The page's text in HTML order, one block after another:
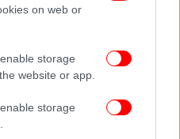
on web or
storage
website or app.
storage
βραχυχρόνιας μίσθωσης /
, Αυτοτελής κατοικίες
Η κατοικία στην ίδια
6 άτομα, ανάλογα με την πολιτική
Διάστημα διαμονής 1/9 -6/9